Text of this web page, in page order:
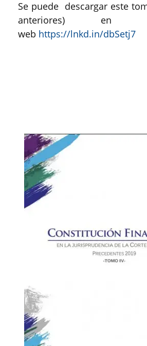
Se puede descargar este
anteriores)
web https://lnkd.in/dbSetj7